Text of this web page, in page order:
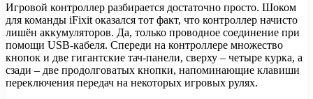
Игровой контроллер разбирается достаточно просто. Шоком
для команды iFixit оказался тот факт, что контроллер начисто
лишён аккумуляторов. Да, только проводное соединение при
помощи USB-кабеля. Спереди на контроллере множество
кнопок и две гигантские тач-панели, сверху – четыре курка, а
сзади – две продолговатых кнопки, напоминающие клавиши
переключения передач на некоторых игровых рулях.